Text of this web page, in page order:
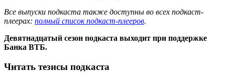
Все выпуски подкаста также доступны во всех подкаст-
плеерах: полный список подкаст-плееров.
Девятнадцатый сезон подкаста выходит при поддержке
Банка ВТБ.
Читать тезисы подкаста